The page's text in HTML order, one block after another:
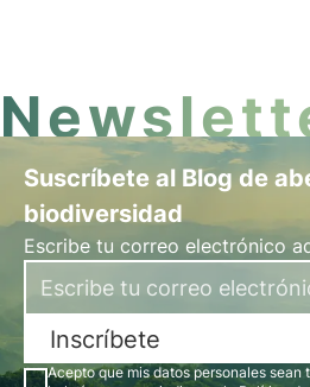
Suscríbete al Blog de
biodiversidad
Escribe tu correo electrónico
Inscríbete
Acepto que mis datos personales sean